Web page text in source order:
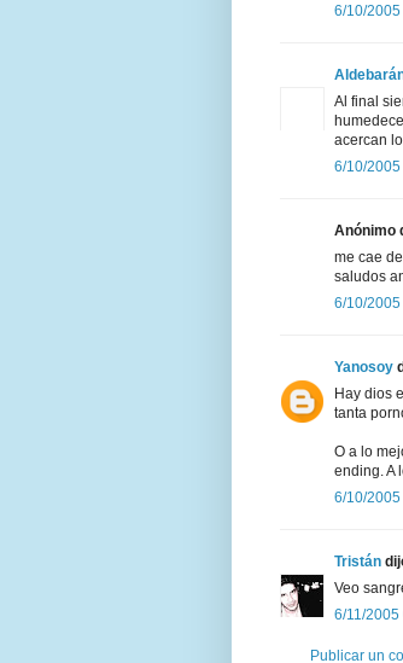
6/10/2005
Al final
acercan
6/10/2005
Anónimo
me cae
saludos
6/10/2005
Yanosoy
Hay dios
tanta
O a lo
ending. A
6/10/2005
Tristán
Veo
6/11/2005
Publicar un